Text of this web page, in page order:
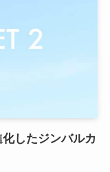
したジンバルカ